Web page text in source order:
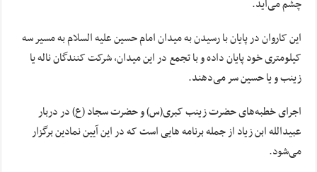
چشم می‌آید.
این کاروان در پایان با رسیدن به میدان امام حسین علیه السلام به مسیر سه
کیلومتری خود پایان داده و با تجمع در این میدان، شرکت کنندگان ناله یا
زینب و یا حسین سر می‌دهند.
اجرای خطبه‌های حضرت زینب کبری(س) و حضرت سجاد (ع) در دربار
عبیدالله ابن زیاد از جمله برنامه هایی است که در این آیین نمادین برگزار
می‌شود.